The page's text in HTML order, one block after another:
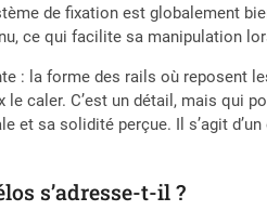
de fixation est globalement
ce qui facilite sa manipulation
: la forme des rails où reposent
caler. C’est un détail, mais qui
et sa solidité perçue. Il s’agit
s’adresse-t-il ?